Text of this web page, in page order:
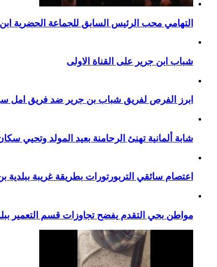
التهامي محب الرئيس السابق للجماعة الحضرية
شباب ابن جرير على القناة الاولى
ابرز الفرص لفريق شباب بن جرير ضد فريق امل
شابة ألمانية تهنئ الرحامنة بعيد المولد وتحيي
اعتصام سائقي التربورتورات بطريقة غريبة ببلدية
مواطن بحي التقدم يفضح تجاوزات قسم التعمير